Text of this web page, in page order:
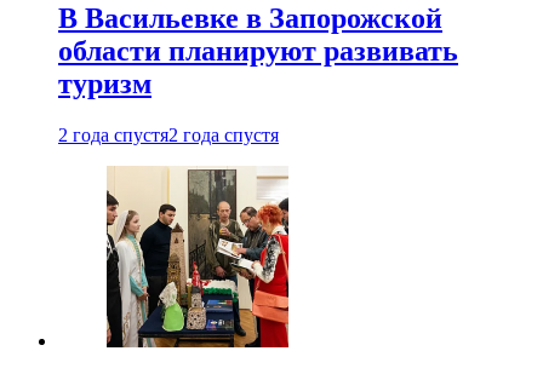
В Васильевке в Запорожской
области планируют развивать
туризм
2 года спустя2 года спустя